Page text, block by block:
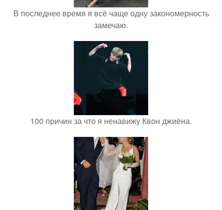
В последнее время я всё чаще одну закономерность
замечаю.
100 причин за что я ненавижу Квон джиёна.